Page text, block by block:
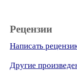
Рецензии
Написать
Другие